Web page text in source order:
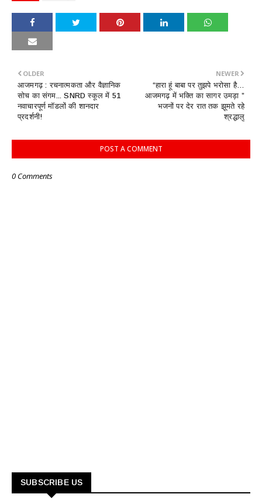
NEWER
“हारा हूं बाबा पर तुझपे भरोसा है…
आजमगढ़ में भक्ति का सागर उमड़ा ”
भजनों पर देर रात तक झूमते रहे
श्रद्धालु
OLDER
आजमगढ़ : रचनात्मकता और वैज्ञानिक
सोच का संगम... SNRD स्कूल में 51
नवाचारपूर्ण मॉडलों की शानदार
प्रदर्शनी!
POST A COMMENT
0 Comments
SUBSCRIBE US